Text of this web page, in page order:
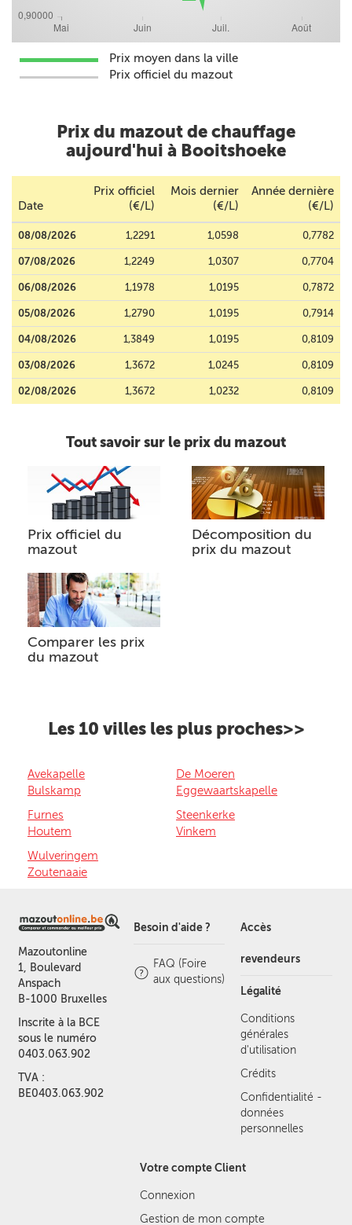
Prix moyen dans la ville
Prix officiel du mazout
Prix du mazout de chauffage
aujourd'hui à Booitshoeke
Date
Prix officiel
(€/L)
Mois dernier
(€/L)
Année dernière
(€/L)
08/08/2026 1,2291 1,0598 0,7782
07/08/2026 1,2249 1,0307 0,7704
06/08/2026 1,1978 1,0195 0,7872
05/08/2026 1,2790 1,0195 0,7914
04/08/2026 1,3849 1,0195 0,8109
03/08/2026 1,3672 1,0245 0,8109
02/08/2026 1,3672 1,0232 0,8109
Tout savoir sur le prix du mazout
Prix officiel du
mazout
Décomposition du
prix du mazout
Comparer les prix
du mazout
Les 10 villes les plus proches>>
Avekapelle
Bulskamp
De Moeren
Eggewaartskapelle
Furnes
Houtem
Steenkerke
Vinkem
Wulveringem
Zoutenaaie
Mazoutonline
1, Boulevard
Anspach
B-1000 Bruxelles
Inscrite à la BCE
sous le numéro
0403.063.902
TVA :
BE0403.063.902
Besoin d'aide ?
FAQ (Foire
aux questions)
Accès
revendeurs
Légalité
Conditions
générales
d'utilisation
Crédits
Confidentialité -
données
personnelles
Votre compte Client
Connexion
Gestion de mon compte